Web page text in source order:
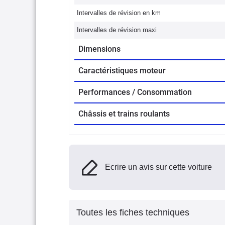
Intervalles de révision en km
Intervalles de révision maxi
Dimensions
Caractéristiques moteur
Performances / Consommation
Châssis et trains roulants
Ecrire un avis sur cette voiture
Toutes les fiches techniques